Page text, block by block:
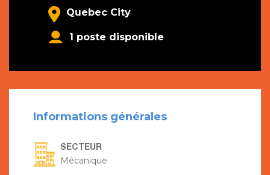
Quebec City
1 poste disponible
Informations générales
SECTEUR
Mécanique